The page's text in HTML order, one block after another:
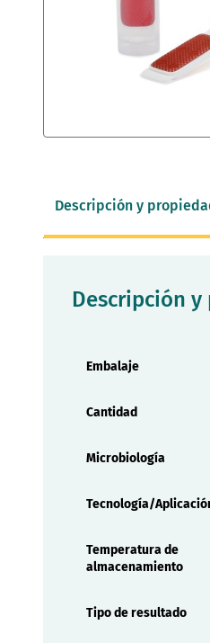
Descripción y
Descripción
Embalaje
Cantidad
Microbiología
Tecnología/
Temperatura de
almacenamiento
Tipo de resultado